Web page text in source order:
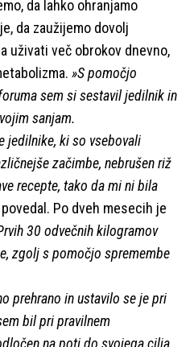
da lahko ohranjamo
da zaužijemo dovolj
uživati več obrokov dnevno,
»S pomočjo
sem si sestavil jedilnik in
sanjam.
jedilnike, ki so vsebovali
začimbe, nebrušen riž
recepte, tako da mi ni bila
Po dveh mesecih je
30 odvečnih kilogramov
zgolj s pomočjo spremembe
prehrano in ustavilo se je pri
bil pri pravilnem
na poti do svojega cilja,